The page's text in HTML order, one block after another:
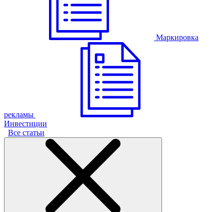
Маркировка
рекламы
Инвестиции
Все статьи